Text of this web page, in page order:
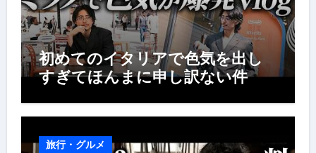
初めてのイタリアで色気を出し
すぎてほんまに申し訳ない件
旅行・グルメ